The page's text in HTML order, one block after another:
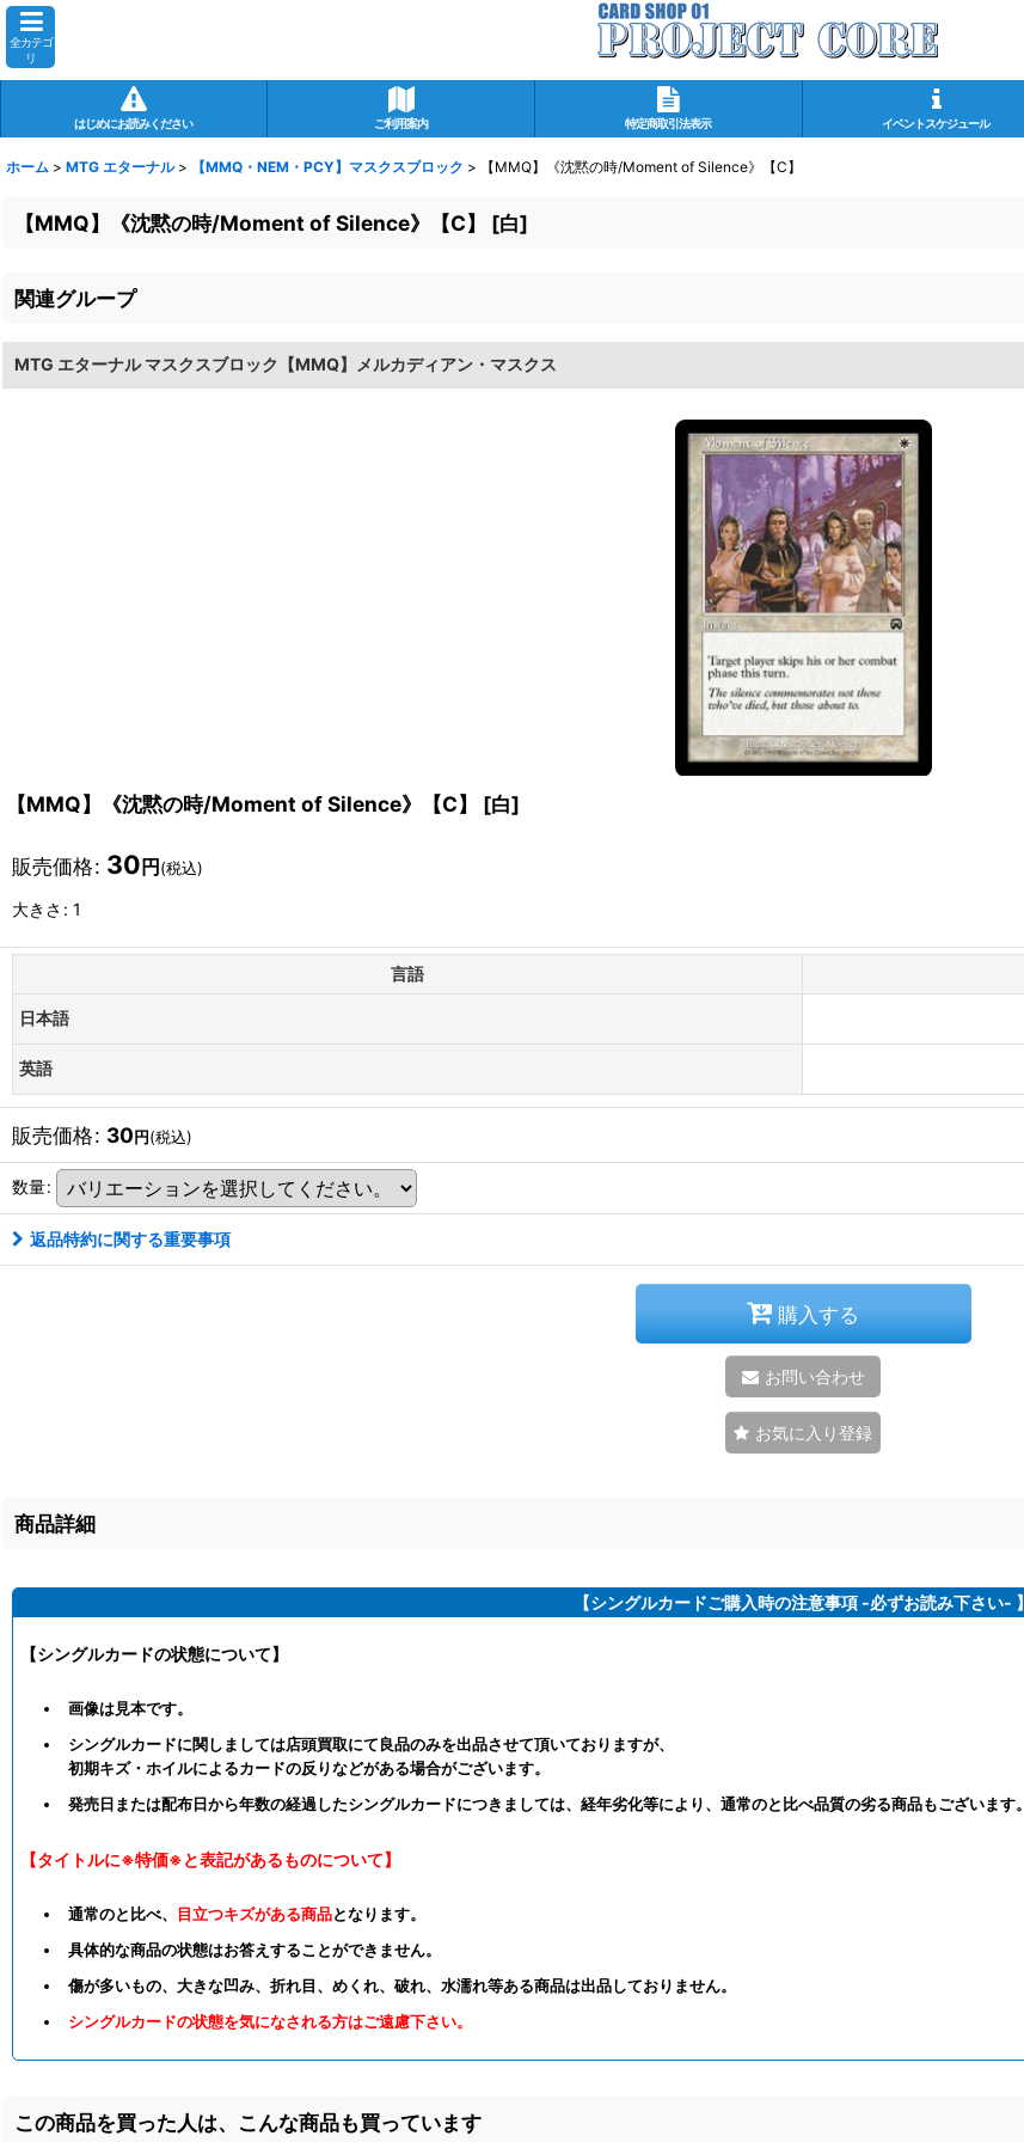
全カテゴ
リ
はじめにお読みください ご利用案内 特定商取引法表示 イベントスケジュール
ホーム > MTG エターナル > 【MMQ・NEM・PCY】マスクスブロック > 【MMQ】《沈黙の時/Moment of Silence》【C】
【MMQ】《沈黙の時/Moment of Silence》【C】 [白]
関連グループ
MTG エターナル マスクスブロック【MMQ】メルカディアン・マスクス
【MMQ】《沈黙の時/Moment of Silence》【C】 [白]
販売価格: 30 円 (税込)
大きさ : 1
言語
日本語
英語
販売価格: 30円(税込)
数量:
返品特約に関する重要事項
購入する
お問い合わせ
お気に入り登録
商品詳細
【シングルカードご購入時の注意事項 -必ずお読み下さい- 】
【シングルカードの状態について】
画像は見本です。
シングルカードに関しましては店頭買取にて良品のみを出品させて頂いておりますが、
初期キズ・ホイルによるカードの反りなどがある場合がございます。
発売日または配布日から年数の経過したシングルカードにつきましては、経年劣化等により、通常のと比べ品質の劣る商品もございます。
【タイトルに※特価※と表記があるものについて】
通常のと比べ、 目立つキズがある商品となります。
具体的な商品の状態はお答えすることができません。
傷が多いもの、大きな凹み、折れ目、めくれ、破れ、水濡れ等ある商品は出品しておりません。
シングルカードの状態を気になされる方はご遠慮下さい。
この商品を買った人は、こんな商品も買っています